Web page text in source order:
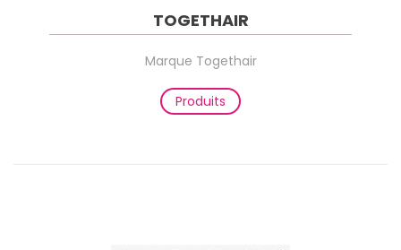
TOGETHAIR
Marque Togethair
Produits